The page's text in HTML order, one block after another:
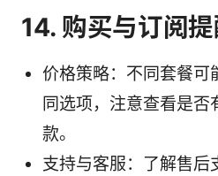
14. 购买与订阅
价格策略：不同套餐可
同选项，注意查看是否
款。
支持与客服：了解售后